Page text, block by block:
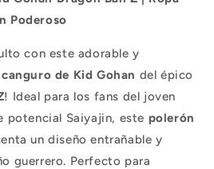
Poderoso
con este adorable y
de Kid Gohan del épico
! Ideal para los fans del joven
potencial Saiyajin, este polerón
un diseño entrañable y
guerrero. Perfecto para